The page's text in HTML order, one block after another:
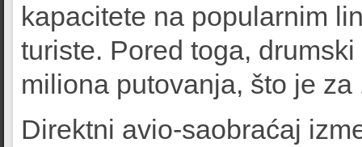
kapacitete na popularnim
turiste. Pored toga,
miliona putovanja, što je
Direktni avio-saobraćaj